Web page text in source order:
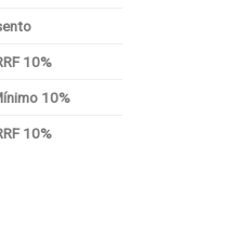
10%
10%
10%